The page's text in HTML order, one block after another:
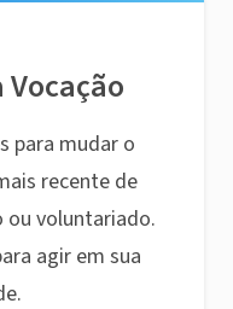
Vocação
para mudar o
recente de
ou voluntariado.
agir em sua